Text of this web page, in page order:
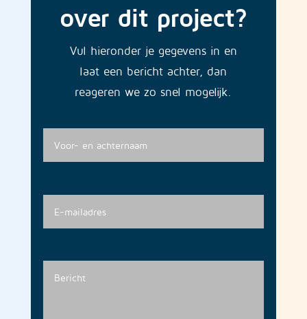
over dit project?
Vul hieronder je gegevens in en
laat een bericht achter, dan
reageren we zo snel mogelijk.